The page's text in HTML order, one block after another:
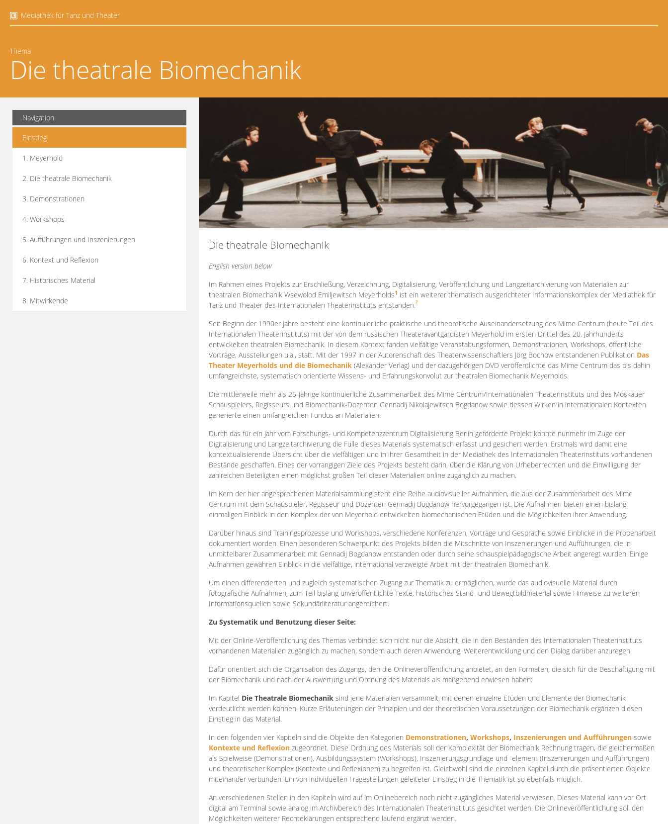
Mediathek für Tanz und Theater
Thema
Die theatrale Biomechanik
Navigation
Einstieg
1. Meyerhold
2. Die theatrale Biomechanik
3. Demonstrationen
4. Workshops
5. Aufführungen und Inszenierungen
6. Kontext und Reflexion
7. Historisches Material
8. Mitwirkende
Die theatrale Biomechanik
English version below
Im Rahmen eines Projekts zur Erschließung, Verzeichnung, Digitalisierung, Veröffentlichung und Langzeitarchivierung von Materialien zur
theatralen Biomechanik Wsewolod Emiljewitsch Meyerholds1 ist ein weiterer thematisch ausgerichteter Informationskomplex der Mediathek für
Tanz und Theater des Internationalen Theaterinstituts entstanden.2
Seit Beginn der 1990er Jahre besteht eine kontinuierliche praktische und theoretische Auseinandersetzung des Mime Centrum (heute Teil des
Internationalen Theaterinstituts) mit der von dem russischen Theateravantgardisten Meyerhold im ersten Drittel des 20. Jahrhunderts
entwickelten theatralen Biomechanik. In diesem Kontext fanden vielfältige Veranstaltungsformen, Demonstrationen, Workshops, öffentliche
Vorträge, Ausstellungen u.a., statt. Mit der 1997 in der Autorenschaft des Theaterwissenschaftlers Jörg Bochow entstandenen Publikation Das
Theater Meyerholds und die Biomechanik (Alexander Verlag) und der dazugehörigen DVD veröffentlichte das Mime Centrum das bis dahin
umfangreichste, systematisch orientierte Wissens- und Erfahrungskonvolut zur theatralen Biomechanik Meyerholds.
Die mittlerweile mehr als 25-jährige kontinuierliche Zusammenarbeit des Mime Centrum/Internationalen Theaterinstituts und des Moskauer
Schauspielers, Regisseurs und Biomechanik-Dozenten Gennadij Nikolajewitsch Bogdanow sowie dessen Wirken in internationalen Kontexten
generierte einen umfangreichen Fundus an Materialien.
Durch das für ein Jahr vom Forschungs- und Kompetenzzentrum Digitalisierung Berlin geförderte Projekt konnte nunmehr im Zuge der
Digitalisierung und Langzeitarchivierung die Fülle dieses Materials systematisch erfasst und gesichert werden. Erstmals wird damit eine
kontextualisierende Übersicht über die vielfältigen und in ihrer Gesamtheit in der Mediathek des Internationalen Theaterinstituts vorhandenen
Bestände geschaffen. Eines der vorrangigen Ziele des Projekts besteht darin, über die Klärung von Urheberrechten und die Einwilligung der
zahlreichen Beteiligten einen möglichst großen Teil dieser Materialien online zugänglich zu machen.
Im Kern der hier angesprochenen Materialsammlung steht eine Reihe audiovisueller Aufnahmen, die aus der Zusammenarbeit des Mime
Centrum mit dem Schauspieler, Regisseur und Dozenten Gennadij Bogdanow hervorgegangen ist. Die Aufnahmen bieten einen bislang
einmaligen Einblick in den Komplex der von Meyerhold entwickelten biomechanischen Etüden und die Möglichkeiten ihrer Anwendung.
Darüber hinaus sind Trainingsprozesse und Workshops, verschiedene Konferenzen, Vorträge und Gespräche sowie Einblicke in die Probenarbeit
dokumentiert worden. Einen besonderen Schwerpunkt des Projekts bilden die Mitschnitte von Inszenierungen und Aufführungen, die in
unmittelbarer Zusammenarbeit mit Gennadij Bogdanow entstanden oder durch seine schauspielpädagogische Arbeit angeregt wurden. Einige
Aufnahmen gewähren Einblick in die vielfältige, international verzweigte Arbeit mit der theatralen Biomechanik.
Um einen differenzierten und zugleich systematischen Zugang zur Thematik zu ermöglichen, wurde das audiovisuelle Material durch
fotografische Aufnahmen, zum Teil bislang unveröffentlichte Texte, historisches Stand- und Bewegtbildmaterial sowie Hinweise zu weiteren
Informationsquellen sowie Sekundärliteratur angereichert.
Zu Systematik und Benutzung dieser Seite:
Mit der Online-Veröffentlichung des Themas verbindet sich nicht nur die Absicht, die in den Beständen des Internationalen Theaterinstituts
vorhandenen Materialien zugänglich zu machen, sondern auch deren Anwendung, Weiterentwicklung und den Dialog darüber anzuregen.
Dafür orientiert sich die Organisation des Zugangs, den die Onlineveröffentlichung anbietet, an den Formaten, die sich für die Beschäftigung mit
der Biomechanik und nach der Auswertung und Ordnung des Materials als maßgebend erwiesen haben:
Im Kapitel Die Theatrale Biomechanik sind jene Materialien versammelt, mit denen einzelne Etüden und Elemente der Biomechanik
verdeutlicht werden können. Kurze Erläuterungen der Prinzipien und der theoretischen Voraussetzungen der Biomechanik ergänzen diesen
Einstieg in das Material.
In den folgenden vier Kapiteln sind die Objekte den Kategorien Demonstrationen, Workshops, Inszenierungen und Aufführungen sowie
Kontexte und Reflexion zugeordnet. Diese Ordnung des Materials soll der Komplexität der Biomechanik Rechnung tragen, die gleichermaßen
als Spielweise (Demonstrationen), Ausbildungssystem (Workshops), Inszenierungsgrundlage und -element (Inszenierungen und Aufführungen)
und theoretischer Komplex (Kontexte und Reflexionen) zu begreifen ist. Gleichwohl sind die einzelnen Kapitel durch die präsentierten Objekte
miteinander verbunden. Ein von individuellen Fragestellungen geleiteter Einstieg in die Thematik ist so ebenfalls möglich.
An verschiedenen Stellen in den Kapiteln wird auf im Onlinebereich noch nicht zugängliches Material verwiesen. Dieses Material kann vor Ort
digital am Terminal sowie analog im Archivbereich des Internationalen Theaterinstituts gesichtet werden. Die Onlineveröffentlichung soll den
Möglichkeiten weiterer Rechteklärungen entsprechend laufend ergänzt werden.